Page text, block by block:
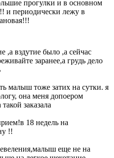
прогулки и в основном
и периодически лежу в
,а вздутие было ,а сейчас
заранее,а грудь дело
малыш тоже затих на сутки. я
она меня допоером
заказала
18 недель на
!!
еще не на